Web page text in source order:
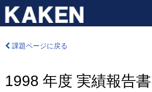
課題ページに戻る
1998 年度 実績報告書